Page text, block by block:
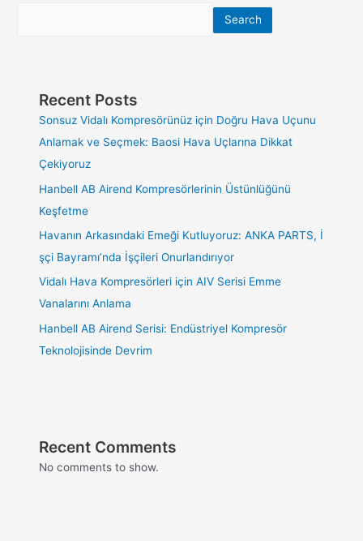
Search
Recent Posts
Sonsuz Vidalı Kompresörünüz için Doğru Hava Uçunu
Anlamak ve Seçmek: Baosi Hava Uçlarına Dikkat
Çekiyoruz
Hanbell AB Airend Kompresörlerinin Üstünlüğünü
Keşfetme
Havanın Arkasındaki Emeği Kutluyoruz: ANKA PARTS, İ
şçi Bayramı’nda İşçileri Onurlandırıyor
Vidalı Hava Kompresörleri için AIV Serisi Emme
Vanalarını Anlama
Hanbell AB Airend Serisi: Endüstriyel Kompresör
Teknolojisinde Devrim
Recent Comments
No comments to show.